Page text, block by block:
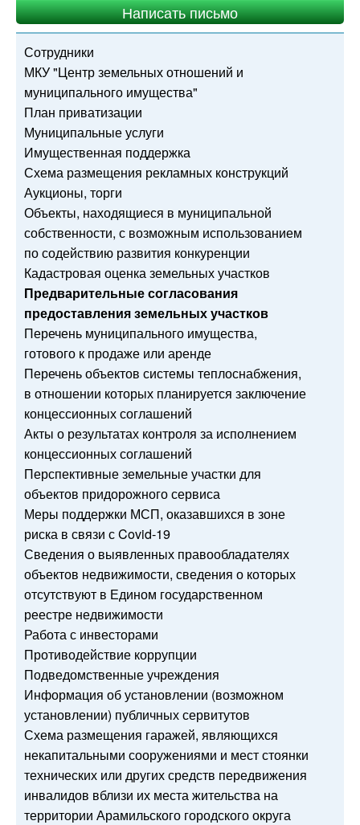
Написать письмо
Сотрудники
МКУ "Центр земельных отношений и
муниципального имущества"
План приватизации
Муниципальные услуги
Имущественная поддержка
Схема размещения рекламных конструкций
Аукционы, торги
Объекты, находящиеся в муниципальной
собственности, с возможным использованием
по содействию развития конкуренции
Кадастровая оценка земельных участков
Предварительные согласования
предоставления земельных участков
Перечень муниципального имущества,
готового к продаже или аренде
Перечень объектов системы теплоснабжения,
в отношении которых планируется заключение
концессионных соглашений
Акты о результатах контроля за исполнением
концессионных соглашений
Перспективные земельные участки для
объектов придорожного сервиса
Меры поддержки МСП, оказавшихся в зоне
риска в связи с Covid-19
Сведения о выявленных правообладателях
объектов недвижимости, сведения о которых
отсутствуют в Едином государственном
реестре недвижимости
Работа с инвесторами
Противодействие коррупции
Подведомственные учреждения
Информация об установлении (возможном
установлении) публичных сервитутов
Схема размещения гаражей, являющихся
некапитальными сооружениями и мест стоянки
технических или других средств передвижения
инвалидов вблизи их места жительства на
территории Арамильского городского округа